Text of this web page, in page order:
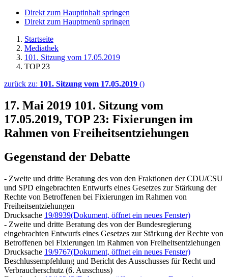
Direkt zum Hauptinhalt springen
Direkt zum Hauptmenü springen
Startseite
Mediathek
101. Sitzung vom 17.05.2019
TOP 23
zurück zu: 101. Sitzung vom 17.05.2019 ()
17. Mai 2019 101. Sitzung vom
17.05.2019, TOP 23: Fixierungen im
Rahmen von Freiheitsentziehungen
Gegenstand der Debatte
- Zweite und dritte Beratung des von den Fraktionen der CDU/CSU
und SPD eingebrachten Entwurfs eines Gesetzes zur Stärkung der
Rechte von Betroffenen bei Fixierungen im Rahmen von
Freiheitsentziehungen
Drucksache 19/8939(Dokument, öffnet ein neues Fenster)
- Zweite und dritte Beratung des von der Bundesregierung
eingebrachten Entwurfs eines Gesetzes zur Stärkung der Rechte von
Betroffenen bei Fixierungen im Rahmen von Freiheitsentziehungen
Drucksache 19/9767(Dokument, öffnet ein neues Fenster)
Beschlussempfehlung und Bericht des Ausschusses für Recht und
Verbraucherschutz (6. Ausschuss)